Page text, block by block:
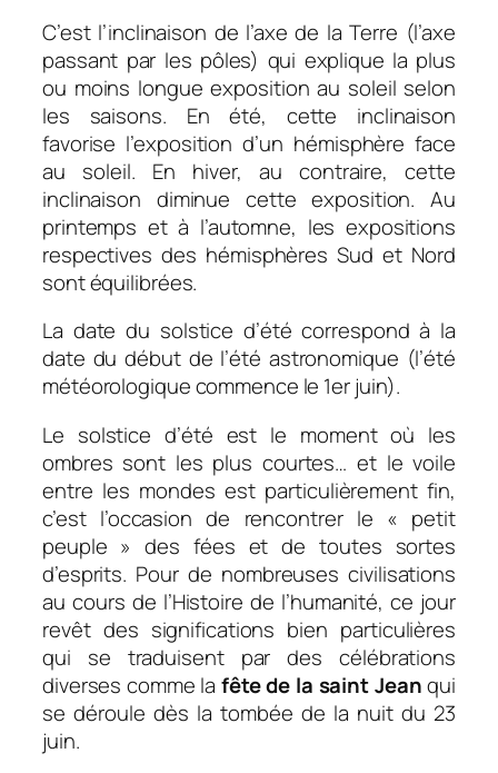
C’est l’inclinaison de l’axe de la Terre (l’axe
passant par les pôles) qui explique la plus
ou moins longue exposition au soleil selon
les saisons. En été, cette inclinaison
favorise l’exposition d’un hémisphère face
au soleil. En hiver, au contraire, cette
inclinaison diminue cette exposition. Au
printemps et à l’automne, les expositions
respectives des hémisphères Sud et Nord
sont équilibrées.
La date du solstice d’été correspond à la
date du début de l’été astronomique (l’été
météorologique commence le 1er juin).
Le solstice d’été est le moment où les
ombres sont les plus courtes… et le voile
entre les mondes est particulièrement fin,
c’est l’occasion de rencontrer le « petit
peuple » des fées et de toutes sortes
d’esprits. Pour de nombreuses civilisations
au cours de l’Histoire de l’humanité, ce jour
revêt des significations bien particulières
qui se traduisent par des célébrations
diverses comme la fête de la saint Jeanqui
se déroule dès la tombée de la nuit du 23
juin.